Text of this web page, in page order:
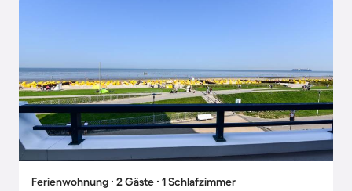
Ferienwohnung ∙ 2 Gäste ∙ 1 Schlafzimmer